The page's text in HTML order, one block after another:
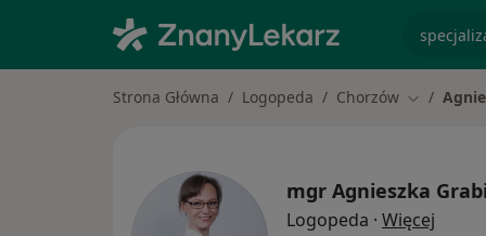
Strona Główna Logopeda Chorzów Zmień
mgr Agnieszka
Logopeda · Więcej